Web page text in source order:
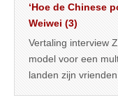
‘Hoe de Chinese
Weiwei (3)
Vertaling interview
model voor een
landen zijn